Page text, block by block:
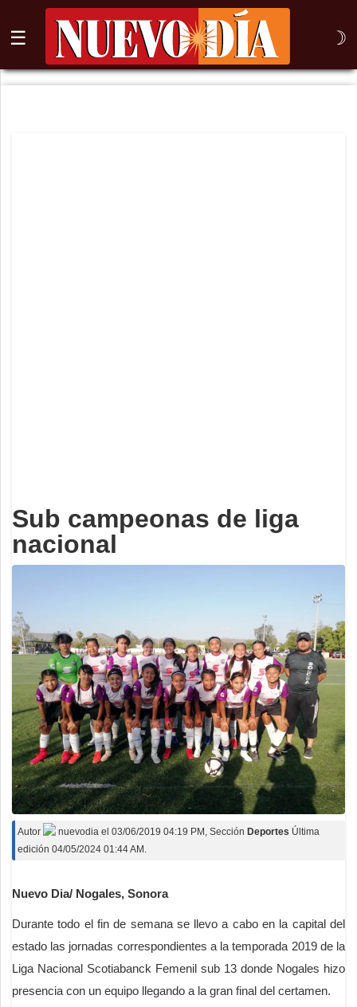
☰ ☽
⌕
Sub campeonas de liga
nacional
Autor nuevodia el 03/06/2019 04:19 PM , Sección Deportes Última
edición 04/05/2024 01:44 AM.
Nuevo Dia/ Nogales, Sonora
Durante todo el fin de semana se llevo a cabo en la capital del
estado las jornadas correspondientes a la temporada 2019 de la
Liga Nacional Scotiabanck Femenil sub 13 donde Nogales hizo
presencia con un equipo llegando a la gran final del certamen.